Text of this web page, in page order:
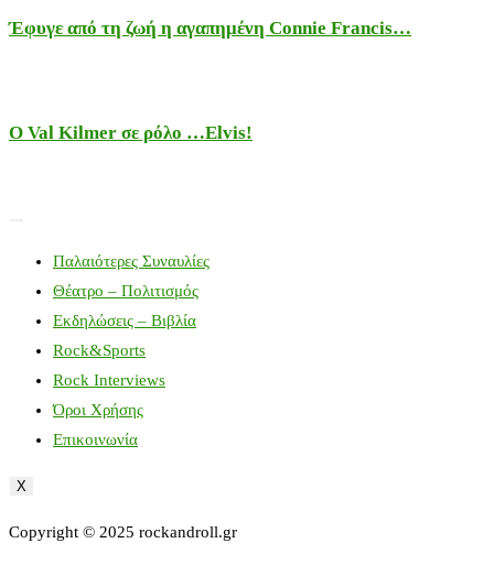
Έφυγε από τη ζωή η αγαπημένη Connie Francis…
Ο Val Kilmer σε ρόλο …Elvis!
Παλαιότερες Συναυλίες
Θέατρο – Πολιτισμός
Εκδηλώσεις – Βιβλία
Rock&Sports
Rock Interviews
Όροι Χρήσης
Επικοινωνία
X
Copyright © 2025 rockandroll.gr